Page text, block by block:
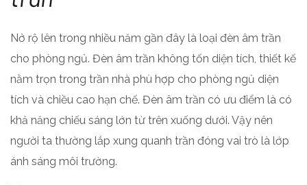
Nở rộ lên trong nhiều năm gần đây là loại đèn âm trần
cho phòng ngủ. Đèn âm trần không tốn diện tích, thiết kế
nằm trọn trong trần nhà phù hợp cho phòng ngủ diện
tích và chiều cao hạn chế. Đèn âm trần có ưu điểm là có
khả năng chiếu sáng lớn từ trên xuống dưới. Vậy nên
người ta thường lắp xung quanh trần đóng vai trò là lớp
ánh sáng môi trường.